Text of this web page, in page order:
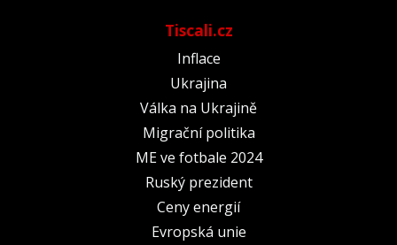
Tiscali.cz
Inflace
Ukrajina
Válka na Ukrajině
Migrační politika
ME ve fotbale 2024
Ruský prezident
Ceny energií
Evropská unie